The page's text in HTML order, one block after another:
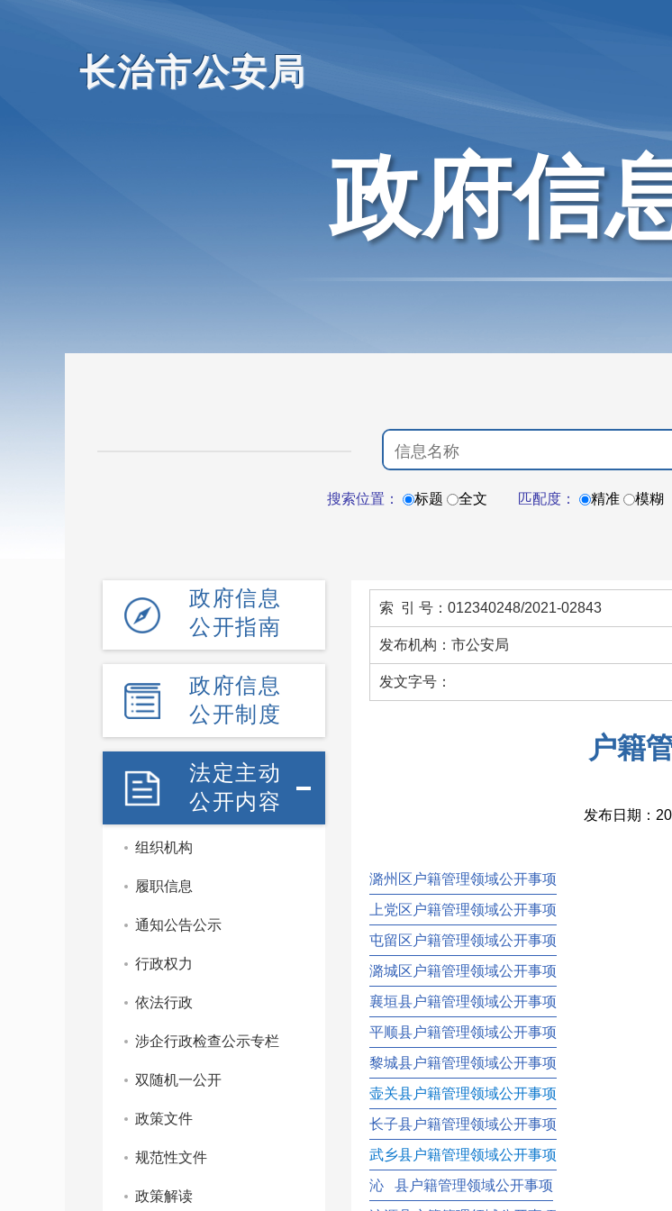
长治市公安局
政府信
搜索位置： 标题 全文 匹配度： 精准 模糊
政府信息
公开指南
政府信息
公开制度
法定主动
公开内容
组织机构
履职信息
通知公告公示
行政权力
依法行政
涉企行政检查公示专栏
双随机一公开
政策文件
规范性文件
政策解读
索 引 号：012340248/2021-02843
发布机构：市公安局
发文字号：
户籍
发布日期：
潞州区户籍管理领域公开事项
上党区户籍管理领域公开事项
屯留区户籍管理领域公开事项
潞城区户籍管理领域公开事项
襄垣县户籍管理领域公开事项
平顺县户籍管理领域公开事项
黎城县户籍管理领域公开事项
壶关县户籍管理领域公开事项
长子县户籍管理领域公开事项
武乡县户籍管理领域公开事项
沁 县户籍管理领域公开事项